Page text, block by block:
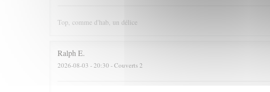
Top, comme d'hab, un délice
Ralph E
2026-08-03 - 20:30 - Couverts 2